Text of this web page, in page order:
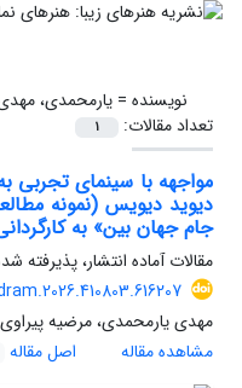
نویسنده =یارمحمدی،
تعداد مقالات:
1
مواجهه با سینمای تجربی
دیوید دیویس (نمونه
جام جهان بین» به
مقالات آماده انتشار، پذیرفته
مهدی یارمحمدی، مرضیه
مشاهده مقاله
اصل مقاله